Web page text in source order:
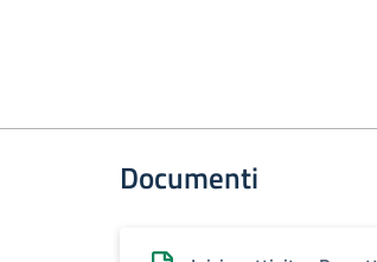
Documenti